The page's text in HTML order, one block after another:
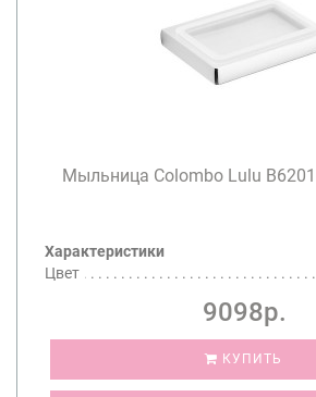
Мыльница Colombo Lulu
Характеристики
Цвет
9098р.
КУПИТЬ